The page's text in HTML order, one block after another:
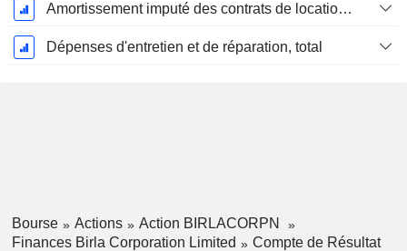
Amortissement imputé des contrats de location simple
Dépenses d'entretien et de réparation, total
Bourse Actions
Action BIRLACORPN
Finances Birla Corporation Limited
Compte de Résultat